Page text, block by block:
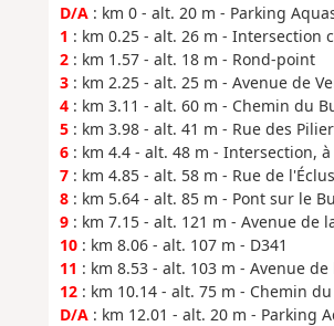
D/A: km 0 - alt. 20 m - Parking
1 : km 0.25 - alt. 26 m - Intersection
2: km 1.57 - alt. 18 m - Rond-point
3: km 2.25 - alt. 25 m - Avenue de
4: km 3.11 - alt. 60 m - Chemin du
5: km 3.98 - alt. 41 m - Rue des
6: km 4.4 - alt. 48 m - Intersection,
7: km 4.85 - alt. 58 m - Rue de
8: km 5.64 - alt. 85 m - Pont sur le
9: km 7.15 - alt. 121 m - Avenue de
10: km 8.06 - alt. 107 m - D341
11 : km 8.53 - alt. 103 m - Avenue
12: km 10.14 - alt. 75 m - Chemin
D/A: km 12.01 - alt. 20 m - Parking